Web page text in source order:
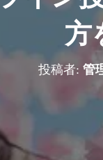
方
投稿者: 管